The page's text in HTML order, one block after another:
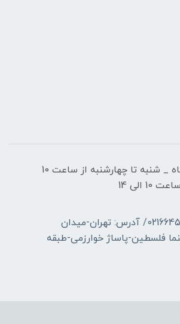
ساعات کاری فروشگاه _ شنبه تا چهارشنبه از ساعت 10
02166454771-۰۹۰۳۹۲۴۲۲۱۱/ آدرس: تهران-میدان
فلسطین-پاساژ خوارزمی-طبقه